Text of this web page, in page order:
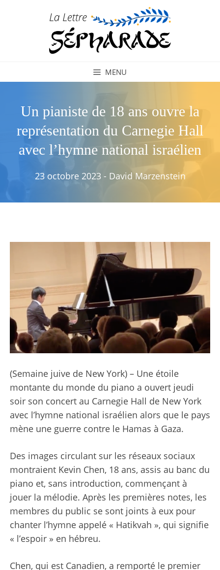
MENU
Un pianiste de 18 ans ouvre la
représentation du Carnegie Hall
avec l’hymne national israélien
23 octobre 2023 - David Marzenstein
(Semaine juive de New York) – Une étoile
montante du monde du piano a ouvert jeudi
soir son concert au Carnegie Hall de New York
avec l’hymne national israélien alors que le pays
mène une guerre contre le Hamas à Gaza.
Des images circulant sur les réseaux sociaux
montraient Kevin Chen, 18 ans, assis au banc du
piano et, sans introduction, commençant à
jouer la mélodie. Après les premières notes, les
membres du public se sont joints à eux pour
chanter l’hymne appelé « Hatikvah », qui signifie
« l’espoir » en hébreu.
Chen, qui est Canadien, a remporté le premier